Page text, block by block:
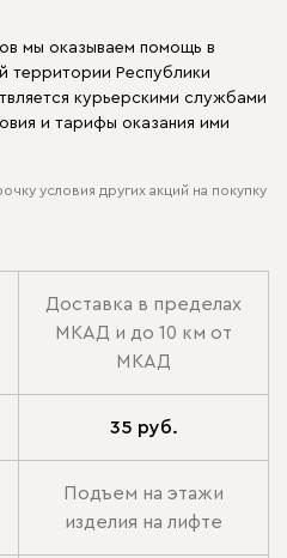
мы оказываем помощь в
территории Республики
курьерскими службами
и тарифы оказания ими
условия других акций на покупку
Доставка в пределах
МКАД и до 10 км от
МКАД
35 руб.
Подъем на этажи
изделия на лифте